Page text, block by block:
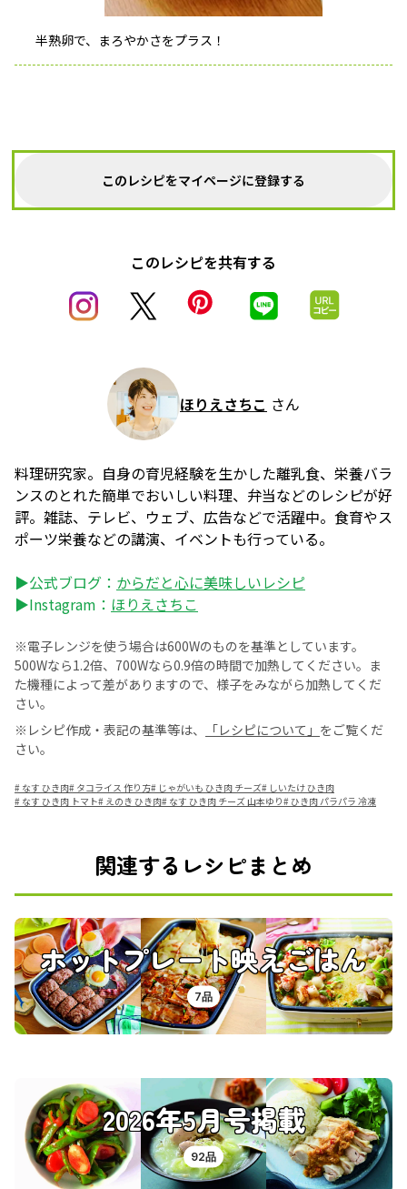
半熟卵で、まろやかさをプラス！
このレシピをマイページに登録する
このレシピを共有する
ほりえさちこ さん
料理研究家。自身の育児経験を生かした離乳食、栄養バラ
ンスのとれた簡単でおいしい料理、弁当などのレシピが好
評。雑誌、テレビ、ウェブ、広告などで活躍中。食育やス
ポーツ栄養などの講演、イベントも行っている。
▶公式ブログ： からだと心に美味しいレシピ
▶Instagram： ほりえさちこ
※電子レンジを使う場合は600Wのものを基準としています。
500Wなら1.2倍、700Wなら0.9倍の時間で加熱してください。ま
た機種によって差がありますので、様子をみながら加熱してくだ
さい。
※レシピ作成・表記の基準等は、
「レシピについて」 をご覧くだ
さい。
# なす ひき肉# タコライス 作り方# じゃがいも ひき肉 チーズ# しいたけ ひき肉
# なす ひき肉 トマト# えのき ひき肉# なす ひき肉 チーズ 山本ゆり# ひき肉 パラパラ 冷凍
関連するレシピまとめ
ホットプレート映えごはん
7品
2026年5月号掲載
92品